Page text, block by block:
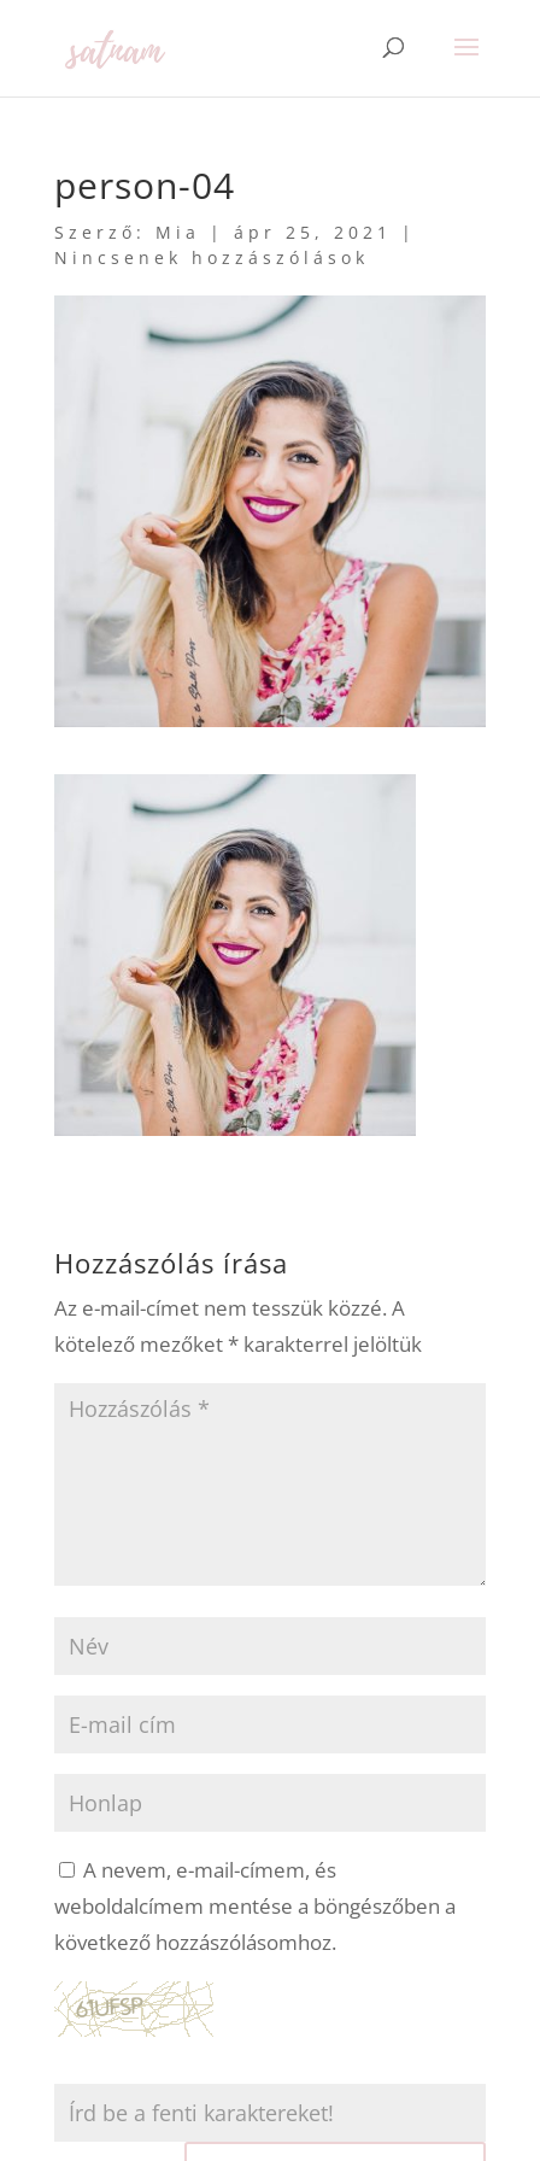
person-04
Szerző: Mia | ápr 25, 2021
|
Nincsenek hozzászólások
Hozzászólás írása
Az e-mail-címet nem tesszük közzé. A
kötelező mezőket*karakterrel jelöltük
A nevem, e-mail-címem, és
weboldalcímem mentése a böngészőben a
következő hozzászólásomhoz.